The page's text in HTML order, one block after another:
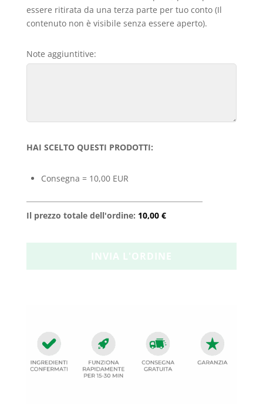
essere ritirata da una terza parte per tuo conto (Il
contenuto non è visibile senza essere aperto).
Note aggiuntitive:
HAI SCELTO QUESTI PRODOTTI:
Consegna = 10,00 EUR
Il prezzo totale dell'ordine: 10,00 €